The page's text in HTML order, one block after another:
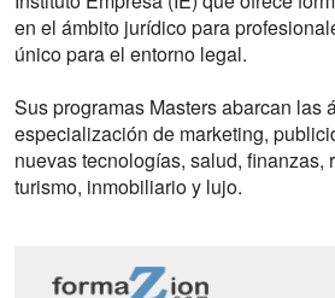
en el ámbito jurídico para
único para el entorno legal.
Sus programas Masters abarcan las
especialización de marketing,
nuevas tecnologías, salud, finanzas,
turismo, inmobiliario y lujo.